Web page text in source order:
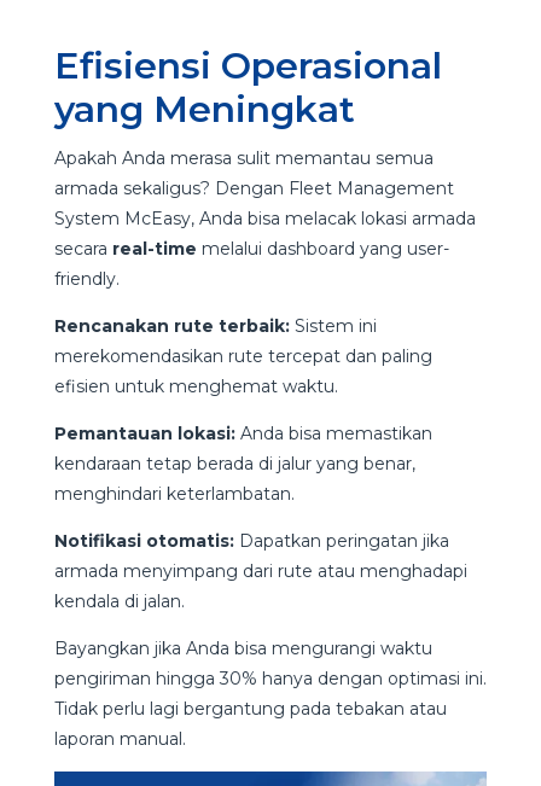
Efisiensi Operasional
yang Meningkat
Apakah Anda merasa sulit memantau semua
armada sekaligus? Dengan Fleet Management
System McEasy, Anda bisa melacak lokasi armada
secara real-time melalui dashboard yang user-
friendly.
Rencanakan rute terbaik:Sistem ini
merekomendasikan rute tercepat dan paling
efisien untuk menghemat waktu.
Pemantauan lokasi:Anda bisa memastikan
kendaraan tetap berada di jalur yang benar,
menghindari keterlambatan.
Notifikasi otomatis:Dapatkan peringatan jika
armada menyimpang dari rute atau menghadapi
kendala di jalan.
Bayangkan jika Anda bisa mengurangi waktu
pengiriman hingga 30% hanya dengan optimasi ini.
Tidak perlu lagi bergantung pada tebakan atau
laporan manual.